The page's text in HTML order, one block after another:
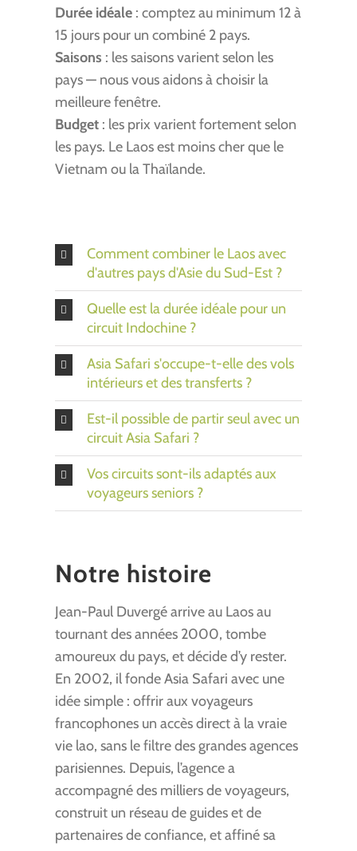
Durée idéale: comptez au minimum 12 à
15 jours pour un combiné 2 pays.
Saisons : les saisons varient selon les
pays — nous vous aidons à choisir la
meilleure fenêtre.
Budget: les prix varient fortement selon
les pays. Le Laos est moins cher que le
Vietnam ou la Thaïlande.
Comment combiner le Laos avec
d'autres pays d'Asie du Sud-Est ?
Quelle est la durée idéale pour un
circuit Indochine ?
Asia Safari s'occupe-t-elle des vols
intérieurs et des transferts ?
Est-il possible de partir seul avec un
circuit Asia Safari ?
Vos circuits sont-ils adaptés aux
voyageurs seniors ?
Notre histoire
Jean-Paul Duvergé arrive au Laos au
tournant des années 2000, tombe
amoureux du pays, et décide d’y rester.
En 2002, il fonde Asia Safari avec une
idée simple : offrir aux voyageurs
francophones un accès direct à la vraie
vie lao, sans le filtre des grandes agences
parisiennes. Depuis, l’agence a
accompagné des milliers de voyageurs,
construit un réseau de guides et de
partenaires de confiance, et affiné sa